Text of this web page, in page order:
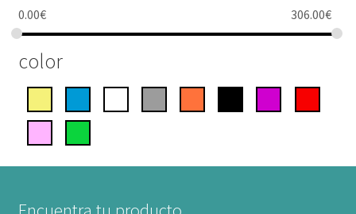
0.00€ 306.00€
color